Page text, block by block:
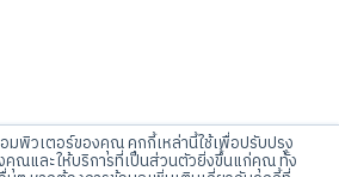
มพิวเตอร์ของคุณ คุกกี้เหล่านี้ใช้เพื่อปรับปรุง
คุณและให้บริการที่เป็นส่วนตัวยิ่งขึ้นแก่คุณ ทั้ง